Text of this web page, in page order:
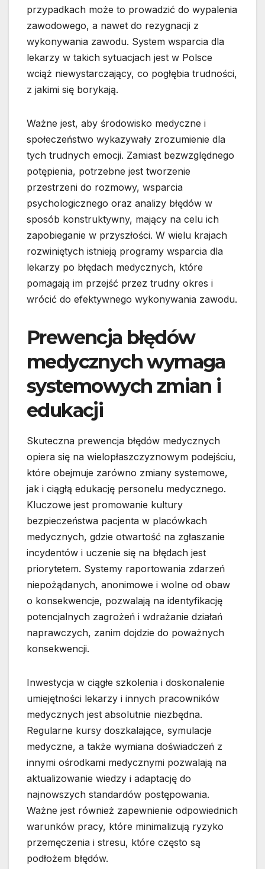
przypadkach może to prowadzić do wypalenia
zawodowego, a nawet do rezygnacji z
wykonywania zawodu. System wsparcia dla
lekarzy w takich sytuacjach jest w Polsce
wciąż niewystarczający, co pogłębia trudności,
z jakimi się borykają.
Ważne jest, aby środowisko medyczne i
społeczeństwo wykazywały zrozumienie dla
tych trudnych emocji. Zamiast bezwzględnego
potępienia, potrzebne jest tworzenie
przestrzeni do rozmowy, wsparcia
psychologicznego oraz analizy błędów w
sposób konstruktywny, mający na celu ich
zapobieganie w przyszłości. W wielu krajach
rozwiniętych istnieją programy wsparcia dla
lekarzy po błędach medycznych, które
pomagają im przejść przez trudny okres i
wrócić do efektywnego wykonywania zawodu.
Prewencja błędów
medycznych wymaga
systemowych zmian i
edukacji
Skuteczna prewencja błędów medycznych
opiera się na wielopłaszczyznowym podejściu,
które obejmuje zarówno zmiany systemowe,
jak i ciągłą edukację personelu medycznego.
Kluczowe jest promowanie kultury
bezpieczeństwa pacjenta w placówkach
medycznych, gdzie otwartość na zgłaszanie
incydentów i uczenie się na błędach jest
priorytetem. Systemy raportowania zdarzeń
niepożądanych, anonimowe i wolne od obaw
o konsekwencje, pozwalają na identyfikację
potencjalnych zagrożeń i wdrażanie działań
naprawczych, zanim dojdzie do poważnych
konsekwencji.
Inwestycja w ciągłe szkolenia i doskonalenie
umiejętności lekarzy i innych pracowników
medycznych jest absolutnie niezbędna.
Regularne kursy doszkalające, symulacje
medyczne, a także wymiana doświadczeń z
innymi ośrodkami medycznymi pozwalają na
aktualizowanie wiedzy i adaptację do
najnowszych standardów postępowania.
Ważne jest również zapewnienie odpowiednich
warunków pracy, które minimalizują ryzyko
przemęczenia i stresu, które często są
podłożem błędów.